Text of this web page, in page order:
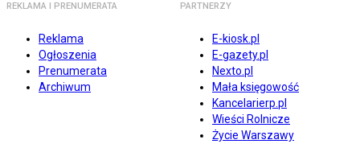
REKLAMA I PRENUMERATA
Reklama
Ogłoszenia
Prenumerata
Archiwum
PARTNERZY
E-kiosk.pl
E-gazety.pl
Nexto.pl
Mała księgowość
Kancelarierp.pl
Wieści Rolnicze
Życie Warszawy